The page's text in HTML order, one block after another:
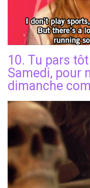
10. Tu pars
Samedi, pour
dimanche